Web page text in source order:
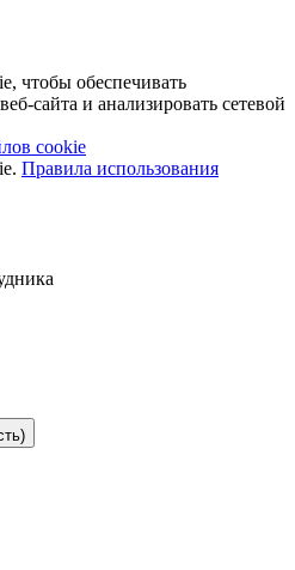
чтобы обеспечивать
сайта и анализировать сетевой
cookie
Правила использования